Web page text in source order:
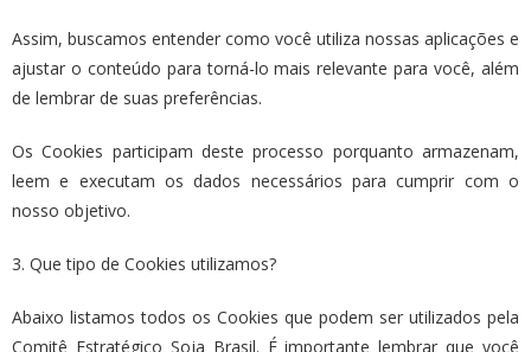
Assim, buscamos entender como você utiliza nossas aplicações e
ajustar o conteúdo para torná-lo mais relevante para você, além
de lembrar de suas preferências.
Os Cookies participam deste processo porquanto armazenam,
leem e executam os dados necessários para cumprir com o
nosso objetivo.
3. Que tipo de Cookies utilizamos?
Abaixo listamos todos os Cookies que podem ser utilizados pela
Comitê Estratégico Soja Brasil. É importante lembrar que você